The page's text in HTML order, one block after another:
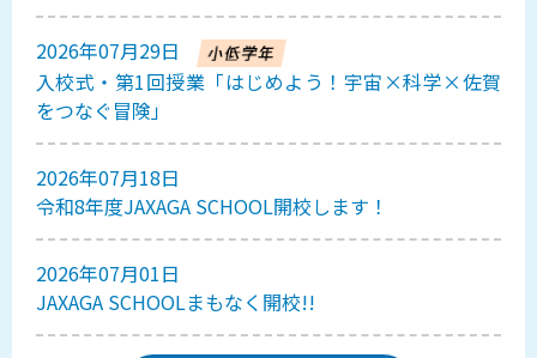
2026年07月29日
入校式・第1回授業「はじめよう！宇宙×科学×佐賀
をつなぐ冒険」
2026年07月18日
令和8年度JAXAGA SCHOOL開校します！
2026年07月01日
JAXAGA SCHOOLまもなく開校!!